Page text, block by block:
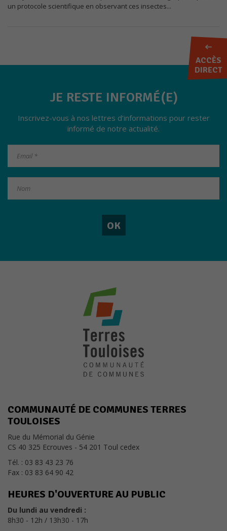
un protocole scientifique en observant ces insectes...
JE RESTE INFORMÉ(E)
Inscrivez-vous à nos lettres d’informations pour rester
informé de notre actualité.
COMMUNAUTÉ DE COMMUNES TERRES
TOULOISES
Rue du Mémorial du Génie
CS 40 325 Ecrouves - 54 201 Toul cedex
Tél. : 03 83 43 23 76
Fax : 03 83 64 90 42
HEURES D'OUVERTURE AU PUBLIC
Du lundi au vendredi :
8h30 - 12h / 13h30 - 17h
ACCÈS
DIRECT
du site.
statistiques
demandes
Experience